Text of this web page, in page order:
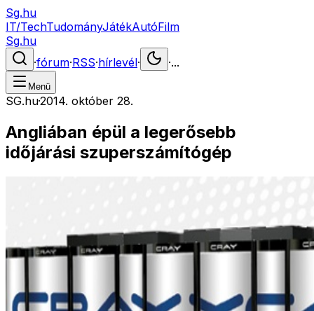
Sg.hu
IT/TechTudományJátékAutóFilm
Sg.hu
·fórum·RSS·hírlevél· ·...
Menü
SG.hu·2014. október 28.
Angliában épül a legerősebb
időjárási szuperszámítógép